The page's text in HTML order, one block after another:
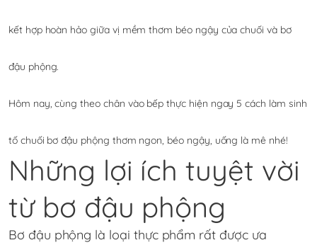
kết hợp hoàn hảo giữa vị mềm thơm béo ngậy của chuối và bơ
đậu phộng.
Hôm nay, cùng theo chân vào bếp thực hiện ngay 5 cách làm sinh
tố chuối bơ đậu phộng thơm ngon, béo ngậy, uống là mê nhé!
Những lợi ích tuyệt vời
từ bơ đậu phộng
Bơ đậu phộng là loại thực phẩm rất được ưa